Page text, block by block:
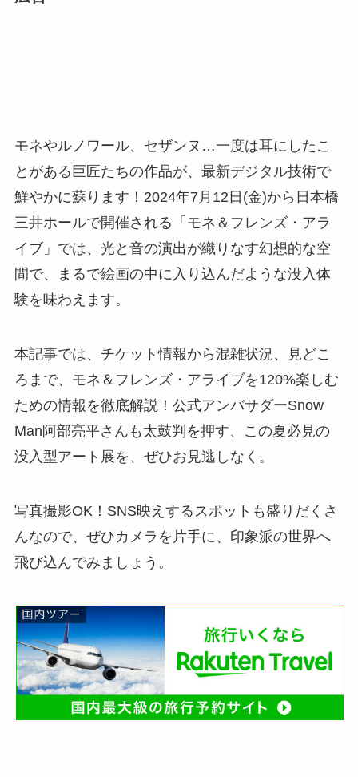
モネやルノワール、セザンヌ…一度は耳にしたこ
とがある巨匠たちの作品が、最新デジタル技術で
鮮やかに蘇ります！2024年7月12日(金)から日本橋
三井ホールで開催される「モネ＆フレンズ・アラ
イブ」では、光と音の演出が織りなす幻想的な空
間で、まるで絵画の中に入り込んだような没入体
験を味わえます。
本記事では、チケット情報から混雑状況、見どこ
ろまで、モネ＆フレンズ・アライブを120%楽しむ
ための情報を徹底解説！公式アンバサダーSnow
Man阿部亮平さんも太鼓判を押す、この夏必見の
没入型アート展を、ぜひお見逃しなく。
写真撮影OK！SNS映えするスポットも盛りだくさ
んなので、ぜひカメラを片手に、印象派の世界へ
飛び込んでみましょう。